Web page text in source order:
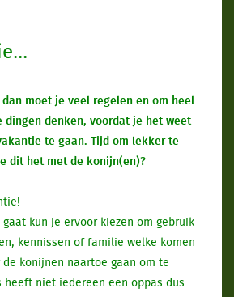
moet je veel regelen en om heel
dingen denken, voordat je het weet
te gaan. Tijd om lekker te
dit het met de konijn(en)?
kun je ervoor kiezen om gebruik
kennissen of familie welke komen
konijnen naartoe gaan om te
heeft niet iedereen een oppas dus